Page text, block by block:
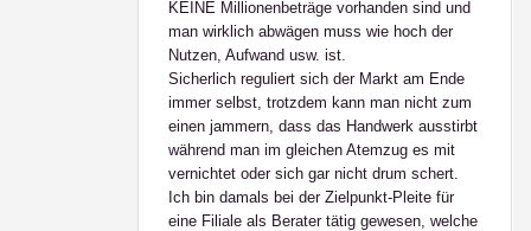
KEINE Millionenbeträge vorhanden sind und
man wirklich abwägen muss wie hoch der
Nutzen, Aufwand usw. ist.
Sicherlich reguliert sich der Markt am Ende
immer selbst, trotzdem kann man nicht zum
einen jammern, dass das Handwerk ausstirbt
während man im gleichen Atemzug es mit
vernichtet oder sich gar nicht drum schert.
Ich bin damals bei der Zielpunkt-Pleite für
eine Filiale als Berater tätig gewesen, welche